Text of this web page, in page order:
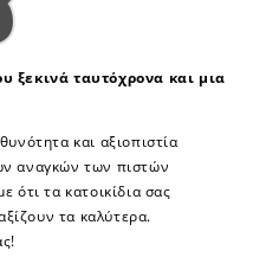
ξεκινά ταυτόχρονα και μια
και αξιοπιστία
αναγκών των πιστών
ότι τα κατοικίδια σας
τα καλύτερα.